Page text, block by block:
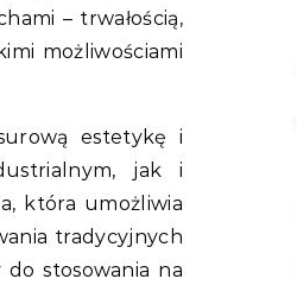
– trwałością,
możliwościami
estetykę i
jak i
która umożliwia
tradycyjnych
stosowania na